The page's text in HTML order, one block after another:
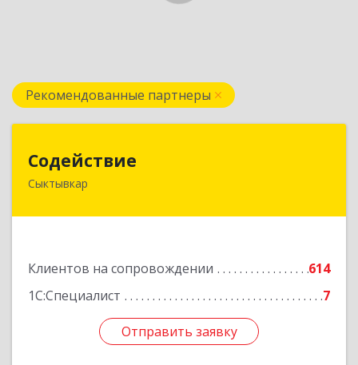
Рекомендованные партнеры
Содействие
Сыктывкар
Клиентов на сопровождении
614
1С:Специалист
7
Отправить заявку
167004, Коми Респ, Сыктывкар г, Первомайская
Отправить заявку